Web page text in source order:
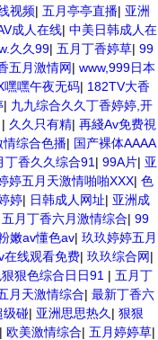
视频| 五月亭亭直播| 亚洲
成人在线| 中美日韩成人在
久久99| 五月丁香婷草| 99
五月激情网| www,999日本
嘿嘿午夜无码| 182TV大香
| 九九综合久久丁香婷婷,开
| 久久只有精| 再綫Av免费視
情综合色播| 国产裸体AAAA
丁香久久综合91 | 99A片| 亚
婷五月天激情啪啪XXX| 色
婷| 日韩成人网址| 亚洲成
五月丁香六月激情综合| 99
嫩av懂色av| 玖玖婷婷五月
在线观看免费| 玖玖综合网|
狠色综合日日91 | 五月丁
月天激情综合| 最新丁香六
级碰| 亚洲思思热久 | 狠狠
| 欧美激情综合| 五月婷婷草|